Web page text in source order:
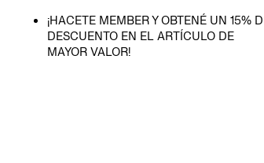
¡HACETE MEMBER Y OBTENÉ UN 15%
DESCUENTO EN EL ARTÍCULO DE
MAYOR VALOR!